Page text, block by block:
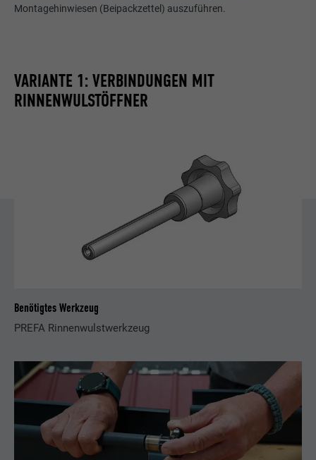
Montagehinwiesen (Beipackzettel) auszuführen.
VARIANTE 1: VERBINDUNGEN MIT
RINNENWULSTÖFFNER
Benötigtes Werkzeug
PREFA Rinnenwulstwerkzeug